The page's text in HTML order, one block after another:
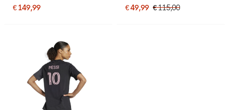
€ 149,99
€ 49,99 € 115,00